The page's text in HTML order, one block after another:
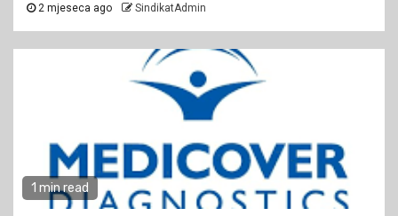
2 mjeseca ago SindikatAdmin
1 min read